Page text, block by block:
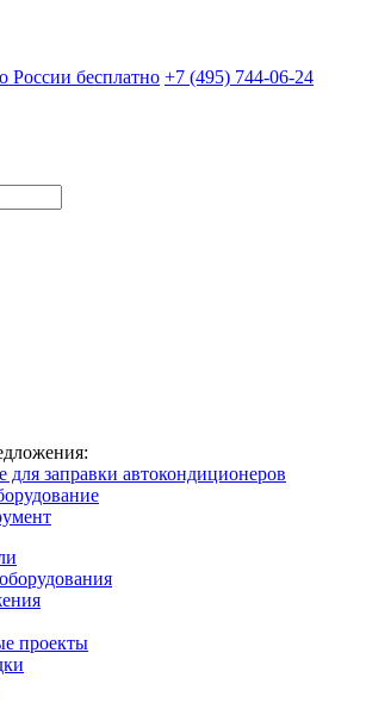
России бесплатно +7 (495) 744-06-24
для заправки автокондиционеров
проекты